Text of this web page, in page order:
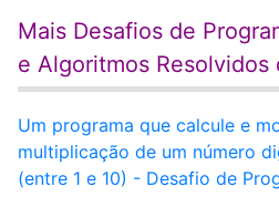
Mais Desafios de
e Algoritmos Resolvidos
Um programa que calcule e
multiplicação de um número
(entre 1 e 10) - Desafio de